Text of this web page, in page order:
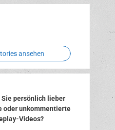
Verbotene
ansehen
Sie persönlich lieber
oder unkommentierte
Videos?